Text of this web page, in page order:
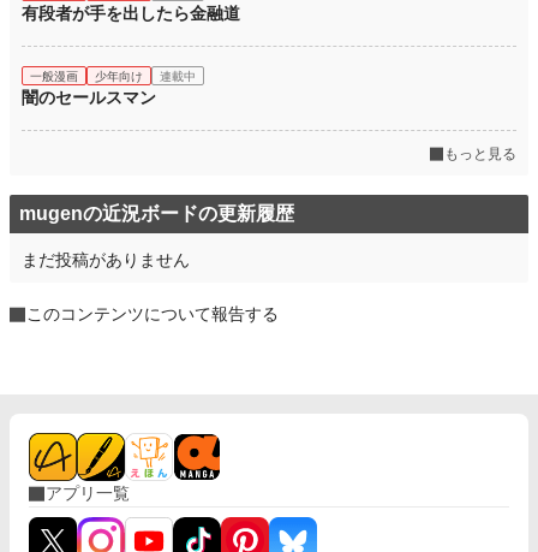
有段者が手を出したら金融道
一般漫画 少年向け 連載中
闇のセールスマン
もっと見る
mugenの近況ボードの更新履歴
まだ投稿がありません
このコンテンツについて報告する
アプリ一覧